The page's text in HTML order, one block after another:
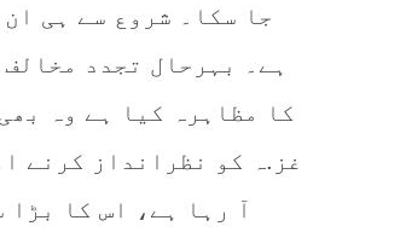
جا سکا۔ شروع سے ہی
ہے۔ بہرحال تجدد
کا مظاہرہ کیا ہے وہ
غز.ہ کو نظرانداز کرنے
آ رہا ہے، اس کا